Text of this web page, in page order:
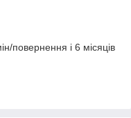
повернення і 6 місяців